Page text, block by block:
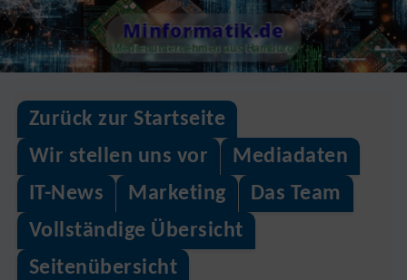
Skip
to
content
Minformatik.de
Medienunternehmen aus Hamburg
Zurück zur Startseite
Wir stellen uns vor
Mediadaten
IT-News
Marketing
Das Team
Vollständige Übersicht
Seitenübersicht